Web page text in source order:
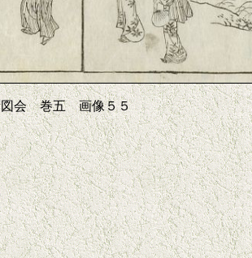
図会 巻五 画像５５